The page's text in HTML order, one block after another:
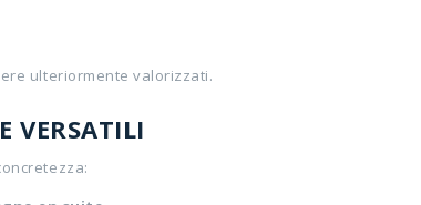
ulteriormente valorizzati.
VERSATILI